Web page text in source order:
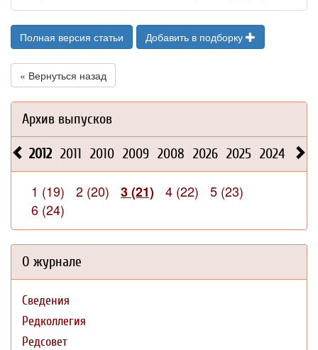
Полная версия статьи Добавить в подборку
« Вернуться назад
Архив выпусков
2012 2011 2010 2009 2008 2026 2025 2024 2023
1 (19) 2 (20) 3 (21) 4 (22)
5 (23)
6 (24)
О журнале
Сведения
Редколлегия
Редсовет